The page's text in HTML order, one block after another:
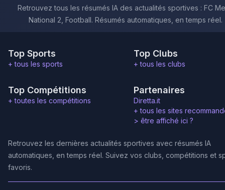
Retrouvez tous les résumés IA des actualités sportives : FC
National 2, Football. Résumés automatiques, en temps réel.
Top Sports
+ tous les sports
Top Clubs
+ tous les clubs
Top Compétitions
+ toutes les compétitions
Partenaires
Diretta.it
+ tous les sites
> être affiché ici ?
Retrouvez les dernières actualités sportives avec résumés IA
automatiques, en temps réel. Suivez vos clubs, compétitions et
favoris.